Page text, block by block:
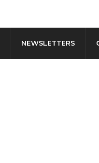
NEWSLETTERS